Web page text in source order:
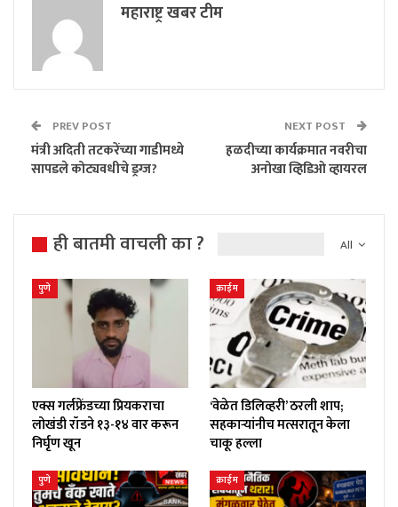
महाराष्ट्र खबर टीम
PREV POST
मंत्री अदिती तटकरेंच्या गाडीमध्ये
सापडले कोट्यवधीचे ड्रग्ज?
NEXT POST
हळदीच्या कार्यक्रमात नवरीचा
अनोखा व्हिडिओ व्हायरल
All
ही बातमी वाचली का ?
पुणे
एक्स गर्लफ्रेंडच्या प्रियकराचा
लोखंडी रॉडने १३-१४ वार करून
निर्घृण खून
क्राईम
‘वेळेत डिलिव्हरी’ ठरली शाप;
सहकाऱ्यांनीच मत्सरातून केला
चाकू हल्ला
पुणे क्राईम